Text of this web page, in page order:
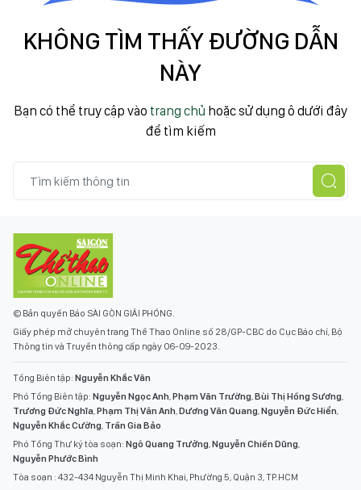
KHÔNG TÌM THẤY ĐƯỜNG DẪN
NÀY
Bạn có thể truy cập vào trang chủ hoặc sử dụng ô dưới đây
để tìm kiếm
© Bản quyền Báo SÀI GÒN GIẢI PHÓNG.
Giấy phép mở chuyên trang Thể Thao Online số 28/GP-CBC do Cục Báo chí, Bộ
Thông tin và Truyền thông cấp ngày 06-09-2023.
Tổng Biên tập: Nguyễn Khắc Văn
Phó Tổng Biên tập: Nguyễn Ngọc Anh,Phạm Văn Trường,Bùi Thị Hồng Sương,
Trương Đức Nghĩa,Phạm Thị Vân Anh,Dương Văn Quang,Nguyễn Đức Hiển,
Nguyễn Khắc Cường, Trần Gia Bảo
Phó Tổng Thư ký tòa soạn: Ngô Quang Trưởng,Nguyễn Chiến Dũng,
Nguyễn Phước Bình
Tòa soạn : 432-434 Nguyễn Thị Minh Khai, Phường 5, Quận 3, TP.HCM